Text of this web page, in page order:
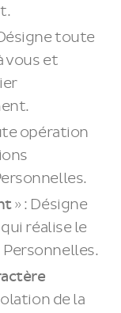
toute
vous et
opération
» : Désigne
réalise le
de la